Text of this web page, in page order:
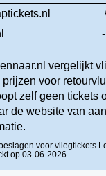
vergelijkt
prijzen voor
zelf geen tickets
de website van
voor vliegtickets
op 03-06-2026